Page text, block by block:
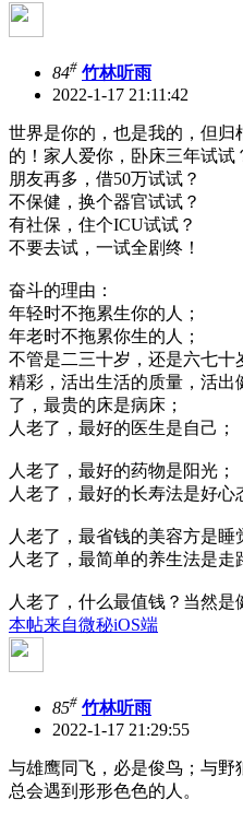
84# 竹林听雨
2022-1-17 21:11:42
世界是你的，也是我的，但归
的！家人爱你，卧床三年试试
朋友再多，借50万试试？
不保健，换个器官试试？
有社保，住个ICU试试？
不要去试，一试全剧终！
奋斗的理由：
年轻时不拖累生你的人；
年老时不拖累你生的人；
不管是二三十岁，还是六七
精彩，活出生活的质量，活
了，最贵的床是病床；
人老了，最好的医生是自己；
人老了，最好的药物是阳光；
人老了，最好的长寿法是好心
人老了，最省钱的美容方是睡
人老了，最简单的养生法是走
人老了，什么最值钱？当然是
本帖来自微秘iOS端
85# 竹林听雨
2022-1-17 21:29:55
与雄鹰同飞，必是俊鸟；与野
总会遇到形形色色的人。